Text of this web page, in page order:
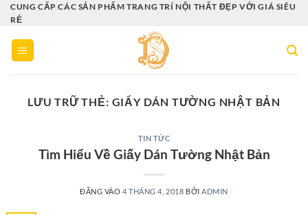
Bỏ
qua
nội
dung
CUNG CẤP CÁC SẢN PHẨM TRANG TRÍ NỘI THẤT ĐẸP VỚI GIÁ SIÊU
RẺ
LƯU TRỮ THẺ: GIẤY DÁN TƯỜNG NHẬT BẢN
TIN TỨC
Tìm Hiểu Về Giấy Dán Tường Nhật Bản
ĐĂNG VÀO 4 THÁNG 4, 2018 BỞI ADMIN